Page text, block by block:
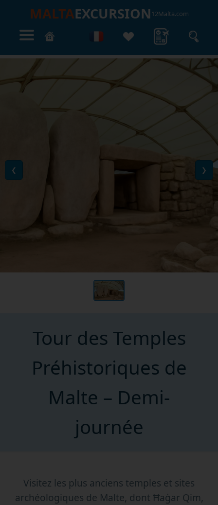
MALTAEXCURSION 12Malta.com
❮ ❯
Tour des Temples
Préhistoriques de
Malte – Demi-
journée
Visitez les plus anciens temples et sites
archéologiques de Malte, dont Ħaġar Qim,